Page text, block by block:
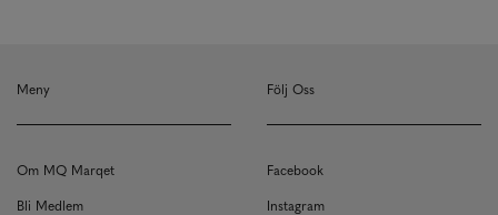
Meny
Om MQ Marqet
Bli Medlem
Följ Oss
Facebook
Instagram